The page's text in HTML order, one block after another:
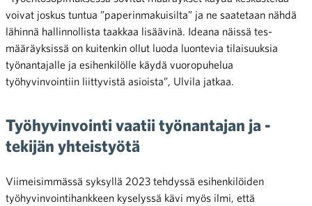
voivat joskus tuntua ”paperinmakuisilta” ja ne saatetaan nähdä
lähinnä hallinnollista taakkaa lisäävinä. Ideana näissä tes-
määräyksissä on kuitenkin ollut luoda luontevia tilaisuuksia
työnantajalle ja esihenkilölle käydä vuoropuhelua
työhyvinvointiin liittyvistä asioista”, Ulvila jatkaa.
Työhyvinvointi vaatii työnantajan ja -
tekijän yhteistyötä
Viimeisimmässä syksyllä 2023 tehdyssä esihenkilöiden
työhyvinvointihankkeen kyselyssä kävi myös ilmi, että